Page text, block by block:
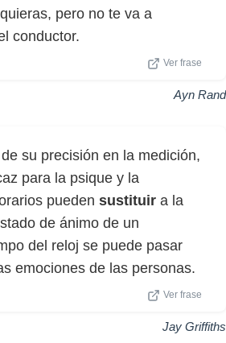
pero no te va a
conductor.
Ver frase
Ayn Rand
su precisión en la medición,
para la psique y la
pueden sustituir a la
de ánimo de un
del reloj se puede pasar
emociones de las personas.
Ver frase
Jay Griffiths